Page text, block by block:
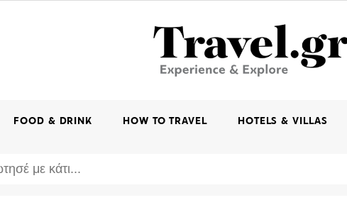
FOOD & DRINK HOW TO TRAVEL HOTELS & VILLAS